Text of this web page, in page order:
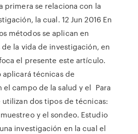
primera se relaciona con la
la cual. 12 Jun 2016 En
métodos se aplican en
de la vida de investigación, en
el presente este artículo.
aplicará técnicas de
el campo de la salud y el Para
dos tipos de técnicas:
y el sondeo. Estudio
investigación en la cual el